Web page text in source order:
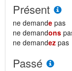
Présent
ne demande pas
ne demandons
ne demandez pas
Passé